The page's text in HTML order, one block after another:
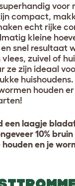
voor
compact,
echt rijke
kleine
snel resultaat
zuivel of
ze zijn ideaal
huishoudens.
houden
een laagje
10%
en je